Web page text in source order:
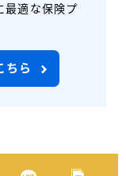
最適な保険プ
ちら